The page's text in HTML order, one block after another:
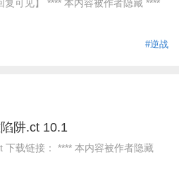
可见】 **** 本内容被作者隐藏 ****
#逆战
阱.ct 10.1
下载链接： **** 本内容被作者隐藏